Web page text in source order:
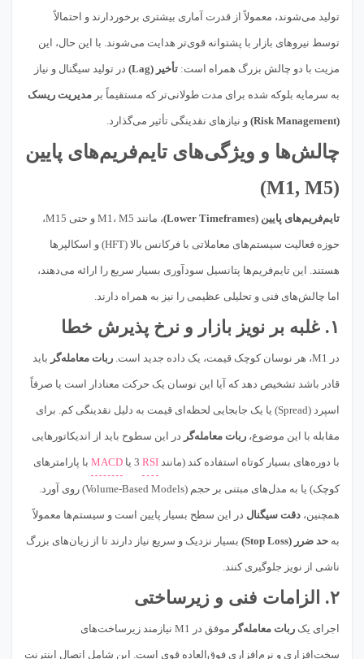
تولید می‌شوند، معمولاً از قدرت آماری بیشتری برخوردارند و احتمالاً
توسط نیروهای بازار با پشتوانه قوی‌تر هدایت می‌شوند. با این حال، این
مزیت با دو چالش بزرگ همراه است: تأخیر (Lag) در تولید سیگنال و نیاز
به سرمایه بلوکه شده برای مدت طولانی‌تر که مستقیماً بر مدیریت ریسک
(Risk Management) و نیازهای نقدینگی تأثیر می‌گذارد.
چالش‌ها و ویژگی‌های تایم‌فریم‌های پایین
(M1, M5)
تایم‌فریم‌های پایین (Lower Timeframes) ، مانند M1، M5 و حتی M15،
حوزه فعالیت سیستم‌های معاملاتی با فرکانس بالا (HFT) و اسکالپرها
هستند. این تایم‌فریم‌ها پتانسیل سودآوری بسیار سریع را ارائه می‌دهند،
اما چالش‌های فنی و تحلیلی عظیمی را نیز به همراه دارند.
۱. غلبه بر نویز بازار و نرخ پذیرش خطا
در M1، هر نوسان کوچک قیمت، یک داده جدید است. ربات معامله‌گر باید
قادر باشد تشخیص دهد که آیا این نوسان یک حرکت معنادار است یا صرفاً
اسپرد (Spread) یا یک جابجایی لحظه‌ای قیمت به دلیل نقدینگی کم. برای
مقابله با این موضوع، ربات معامله‌گر در این سطوح باید از اندیکاتورهایی
با دوره‌های بسیار کوتاه استفاده کند (مانند RSI
MACD با پارامترهای
کوچک) یا به مدل‌های مبتنی بر حجم (Volume-Based Models) روی آورد.
همچنین، دقت سیگنال در این سطح بسیار پایین است و سیستم‌ها معمولاً
به حد ضرر (Stop Loss) بسیار نزدیک و سریع نیاز دارند تا از زیان‌های بزرگ
ناشی از نویز جلوگیری کنند.
۲. الزامات فنی و زیرساختی
اجرای یک ربات معامله‌گر موفق در M1 نیازمند زیرساخت‌های
سخت‌افزاری و نرم‌افزاری فوق‌العاده قوی است. این شامل اتصال اینترنت